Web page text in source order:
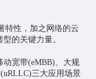
特性，加之网络的云
的关键力量。
宽带(eMBB)、大规
三大应用场景